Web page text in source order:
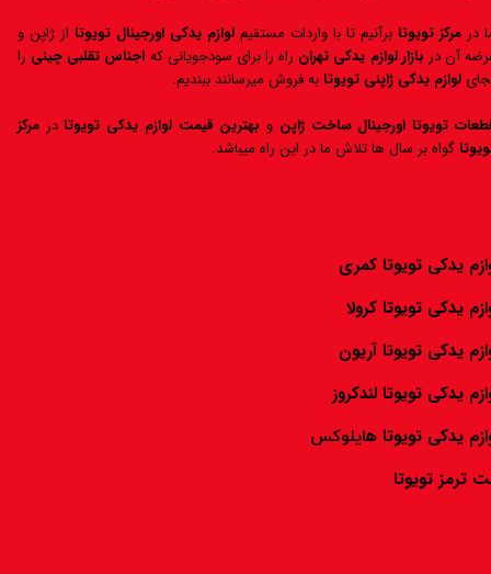
در مرکز تویوتا برآنیم تا با واردات مستقیم لوازم یدکی اورجینال تویوتا از ژاپن و
آن در بازار لوازم یدکی تهران راه را برای سودجویانی که اجناس تقلبی چینی را
لوازم یدکی ژاپنی تویوتابه فروش میرسانند ببندیم.
تویوتا اورجینال ساخت ژاپن و بهترین قیمت لوازم یدکی تویوتادر مرکز
گواه بر سال ها تلاش ما در این راه میباشد.
یدکی تویوتا کمری
یدکی تویوتا کرولا
یدکی تویوتا آریون
یدکی تویوتا لندکروز
ترمز تویوتا
یدکی تویوتا هایلوکس